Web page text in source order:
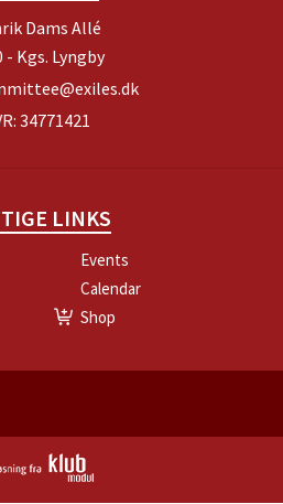
Dams Allé
- Kgs. Lyngby
34771421
LINKS
Events
Calendar
Shop